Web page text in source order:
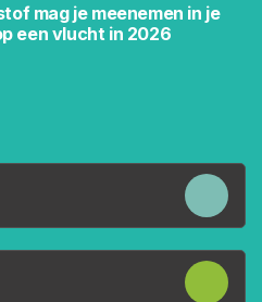
mag je meenemen in je
een vlucht in 2026